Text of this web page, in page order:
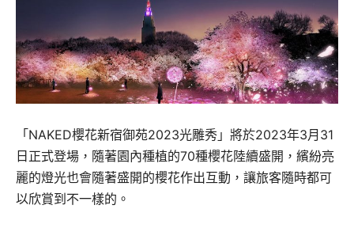
「NAKED櫻花新宿御苑2023光雕秀」將於2023年3月31
日正式登場，隨著園內種植的70種櫻花陸續盛開，繽紛亮
麗的燈光也會隨著盛開的櫻花作出互動，讓旅客隨時都可
以欣賞到不一樣的。